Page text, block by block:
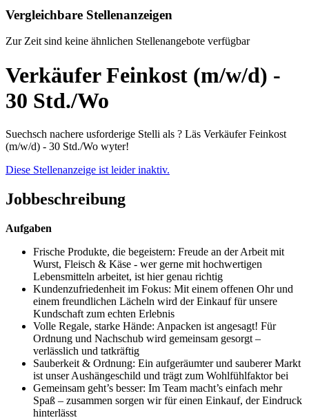
Vergleichbare Stellenanzeigen
Zur Zeit sind keine ähnlichen Stellenangebote verfügbar
Verkäufer Feinkost (m/w/d) -
30 Std./Wo
Suechsch nachere usforderige Stelli als ? Läs Verkäufer Feinkost
(m/w/d) - 30 Std./Wo wyter!
Diese Stellenanzeige ist leider inaktiv.
Jobbeschreibung
Aufgaben
Frische Produkte, die begeistern: Freude an der Arbeit mit
Wurst, Fleisch & Käse - wer gerne mit hochwertigen
Lebensmitteln arbeitet, ist hier genau richtig
Kundenzufriedenheit im Fokus: Mit einem offenen Ohr und
einem freundlichen Lächeln wird der Einkauf für unsere
Kundschaft zum echten Erlebnis
Volle Regale, starke Hände: Anpacken ist angesagt! Für
Ordnung und Nachschub wird gemeinsam gesorgt –
verlässlich und tatkräftig
Sauberkeit & Ordnung: Ein aufgeräumter und sauberer Markt
ist unser Aushängeschild und trägt zum Wohlfühlfaktor bei
Gemeinsam geht’s besser: Im Team macht’s einfach mehr
Spaß – zusammen sorgen wir für einen Einkauf, der Eindruck
hinterlässt